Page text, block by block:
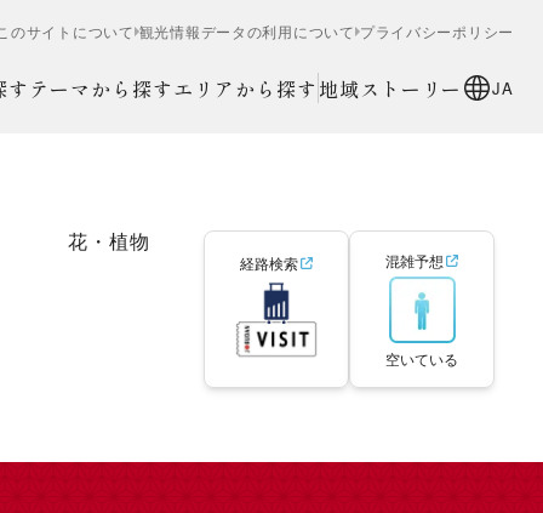
のサイトについて 観光情報データの利用について プライバシーポリシー
す テーマから探すエリアから探す 地域ストーリー JA
花・植物
経路検索 混雑予想
空いている